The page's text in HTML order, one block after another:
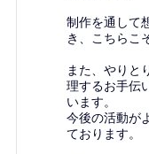
制作を通して
き、こちらこ
また、やりと
理するお手伝
います。
今後の活動が
ております。